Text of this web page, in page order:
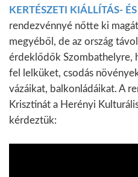
KERTÉSZETI KIÁLLÍTÁS-
rendezvénnyé nőtte ki
megyéből, de az ország
érdeklődők Szombathelyre,
fel lelküket, csodás
vázáikat, balkonládáikat. A
Krisztinát a Herényi
kérdeztük: